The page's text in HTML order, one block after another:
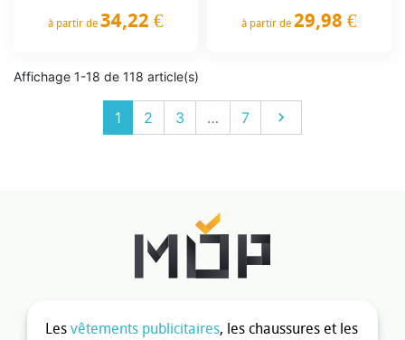
Les vêtements publicitaires, les chaussures et les
à partir de 34,22 € à partir de 29,98 €
Affichage 1-18 de 118 article(s)
1 2 3 … 7 Suivant
